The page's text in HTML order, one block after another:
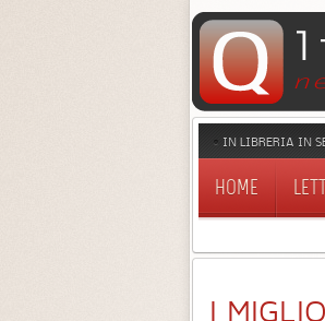
IN LIBRERIA IN
HOME
I